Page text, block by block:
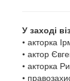
У заході
• акторка
• актор
• акторка
•